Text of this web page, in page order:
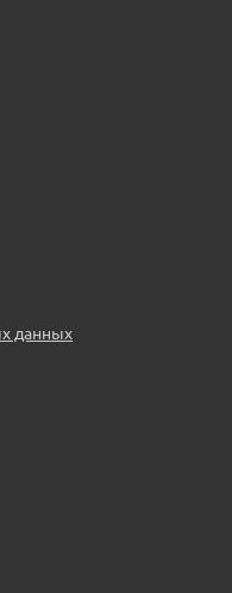
данных